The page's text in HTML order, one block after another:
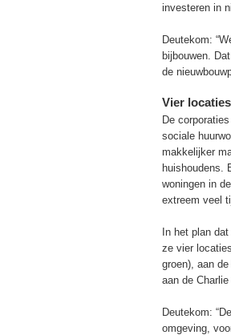
investeren in
Deutekom:
bijbouwen.
de
Vier locaties
De
sociale
makkelijker
huishoudens.
woningen in
extreem veel
In het plan
ze vier
groen), aan
aan de Charlie
Deutekom:
omgeving,